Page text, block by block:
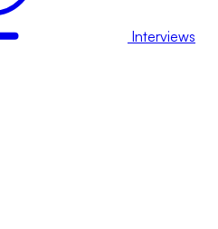
Interviews